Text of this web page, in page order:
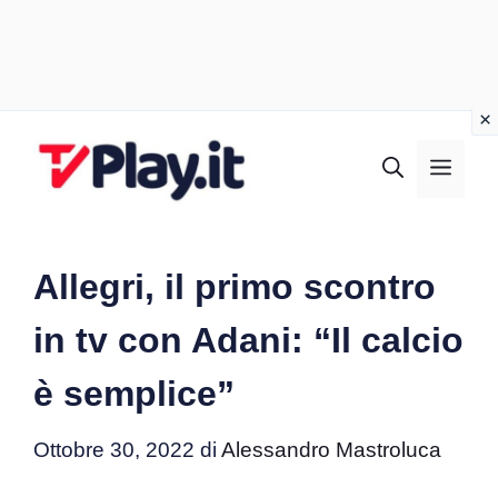
Allegri, il primo scontro
in tv con Adani: “Il calcio
è semplice”
Ottobre 30, 2022 di Alessandro Mastroluca